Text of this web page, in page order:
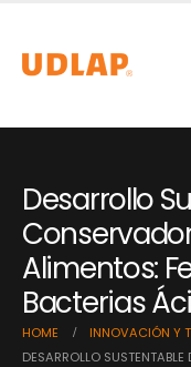
Desarrollo
Alimentos:
Bacterias
HOME
INNOVACIÓN Y
DESARROLLO